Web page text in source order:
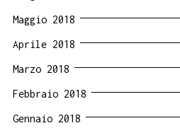
Maggio 2018
Aprile 2018
Marzo 2018
Febbraio 2018
Gennaio 2018